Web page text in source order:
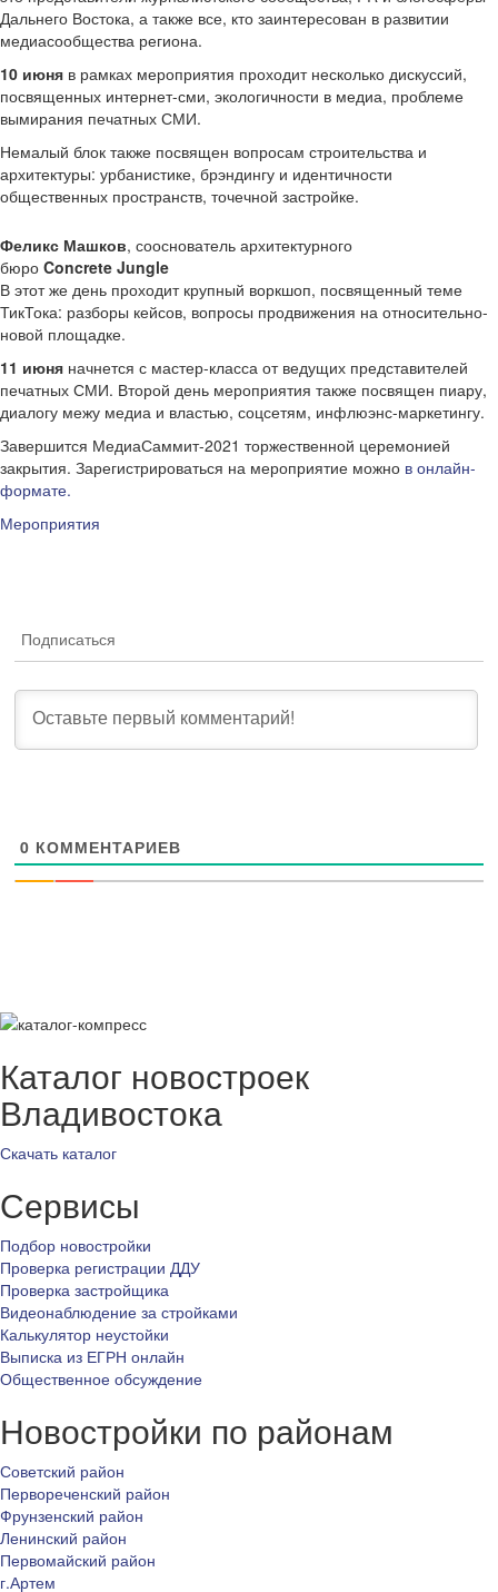
Дальнего Востока, а также все, кто заинтересован в развитии
медиасообщества региона.
10 июня в рамках мероприятия проходит несколько дискуссий,
посвященных интернет-сми, экологичности в медиа, проблеме
вымирания печатных СМИ.
Немалый блок также посвящен вопросам строительства и
архитектуры: урбанистике, брэндингу и идентичности
общественных пространств, точечной застройке.
Феликс Машков, сооснователь архитектурного
бюро Concrete Jungle
В этот же день проходит крупный воркшоп, посвященный теме
ТикТока: разборы кейсов, вопросы продвижения на относительно-
новой площадке.
11 июня начнется с мастер-класса от ведущих представителей
печатных СМИ. Второй день мероприятия также посвящен пиару,
диалогу межу медиа и властью, соцсетям, инфлюэнс-маркетингу.
Завершится МедиаСаммит-2021 торжественной церемонией
закрытия. Зарегистрироваться на мероприятие можно в онлайн-
формате.
Мероприятия
Подписаться
0 КОММЕНТАРИЕВ
Каталог новостроек
Владивостока
Скачать каталог
Сервисы
Подбор новостройки
Проверка регистрации ДДУ
Проверка застройщика
Видеонаблюдение за стройками
Калькулятор неустойки
Выписка из ЕГРН онлайн
Общественное обсуждение
Новостройки по районам
Советский район
Первореченский район
Фрунзенский район
Ленинский район
Первомайский район
г.Артем